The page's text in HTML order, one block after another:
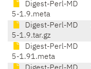
Digest-Perl-MD
5-1.9.meta
Digest-Perl-MD
5-1.9.tar.gz
Digest-Perl-MD
5-1.91.meta